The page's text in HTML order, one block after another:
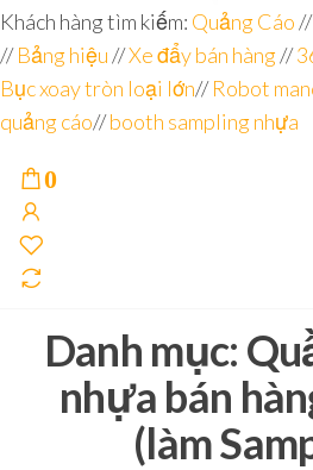
Đơn vị
chuyên
sâu – 8
năm
kinh
nghiệm
Góc
Nhìn
Agency –
nhà sản
xuất
POSM,
Quầy
Sampling,
Booth
trưng
bày, tủ
trưng
bày… tại
Tp.Hồ
Khách hàng tìm kiếm: Quảng Cáo//
//Bảng hiệu//Xe đẩy bán hàng//
Bục xoay tròn loại lớn//Robot
quảng cáo//booth sampling nhựa
0
Danh mục:
nhựa bán
(làm